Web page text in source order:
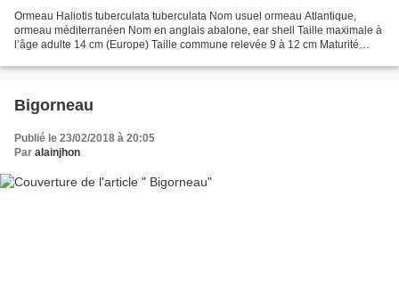
Ormeau Haliotis tuberculata tuberculata Nom usuel ormeau Atlantique,
ormeau méditerranéen Nom en anglais abalone, ear shell Taille maximale à
l’âge adulte 14 cm (Europe) Taille commune relevée 9 à 12 cm Maturité
Bigorneau
Publié le 23/02/2018 à 20:05
Par alainjhon